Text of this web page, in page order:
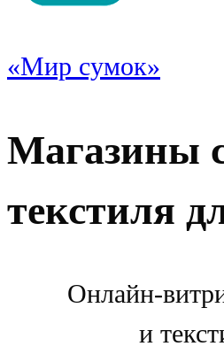
«Мир сумок»
Магазины
текстиля
Онлайн-
и